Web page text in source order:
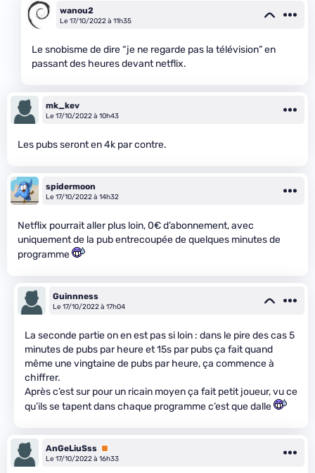
wanou2
Le 17/10/2022 à 11h35
Le snobisme de dire “je ne regarde pas la télévision” en
passant des heures devant netflix.
mk_kev
Le 17/10/2022 à 10h43
Les pubs seront en 4k par contre.
spidermoon
Le 17/10/2022 à 14h32
Netflix pourrait aller plus loin, 0€ d’abonnement, avec
uniquement de la pub entrecoupée de quelques minutes de
programme
Guinnness
Le 17/10/2022 à 17h04
La seconde partie on en est pas si loin : dans le pire des cas 5
minutes de pubs par heure et 15s par pubs ça fait quand
même une vingtaine de pubs par heure, ça commence à
chiffrer.
Après c’est sur pour un ricain moyen ça fait petit joueur, vu ce
qu’ils se tapent dans chaque programme c’est que dalle
AnGeLiuSss Premium
Le 17/10/2022 à 16h33